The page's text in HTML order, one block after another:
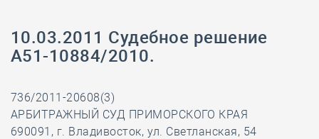
10.03.2011 Судебное решение
А51-10884/2010.
736/2011-20608(3)
АРБИТРАЖНЫЙ СУД ПРИМОРСКОГО КРАЯ
690091, г. Владивосток, ул. Светланская, 54